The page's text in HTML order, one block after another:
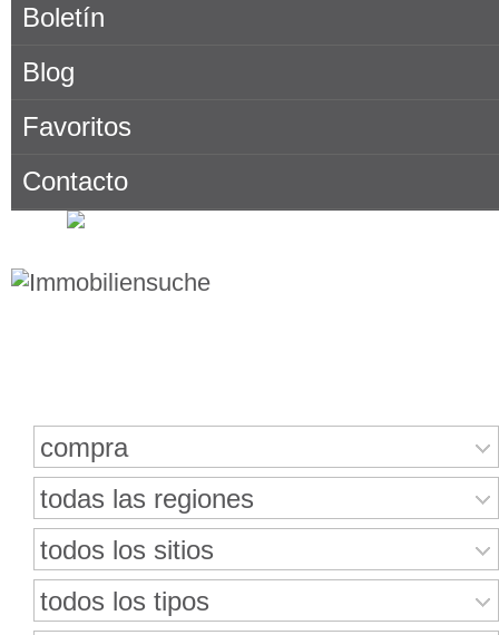
Boletín
Blog
Favoritos
Contacto
compra
todas las regiones
todos los sitios
todos los tipos